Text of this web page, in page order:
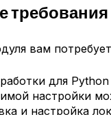
требования
вам
для
настройки
и настройка